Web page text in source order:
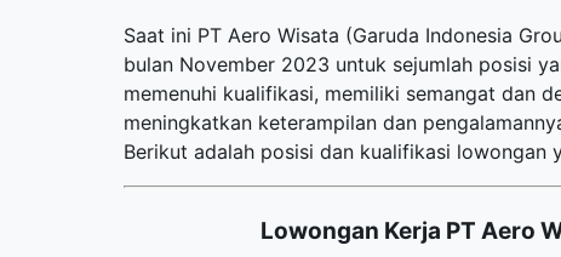
Saat ini PT Aero Wisata (Garuda Indonesia
bulan November 2023 untuk sejumlah posisi
memenuhi kualifikasi, memiliki semangat dan
meningkatkan keterampilan dan
Berikut adalah posisi dan kualifikasi lowongan
Lowongan Kerja PT Aero